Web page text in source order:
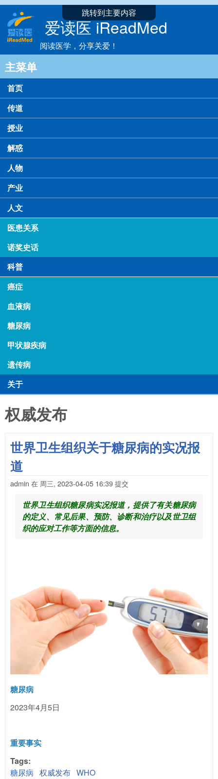
跳转到主要内容
爱读医 iReadMed
阅读医学，分享关爱！
主菜单
首页
传道
授业
解惑
人物
产业
人文
医患关系
诺奖史话
科普
癌症
血液病
糖尿病
甲状腺疾病
遗传病
关于
权威发布
世界卫生组织关于糖尿病的实况报
道
admin 在 周三, 2023-04-05 16:39提交
世界卫生组织糖尿病实况报道，提供了有关糖尿病
的定义、常见后果、预防、诊断和治疗以及世卫组
织的应对工作等方面的信息。
糖尿病
2023年4月5日
重要事实
Tags:
糖尿病 权威发布 WHO